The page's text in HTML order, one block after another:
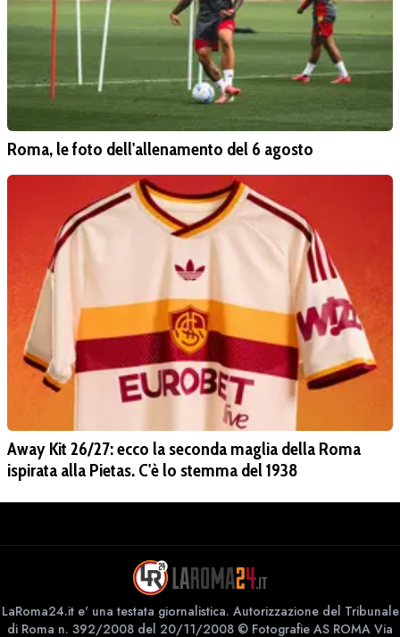
Roma, le foto dell'allenamento del 6 agosto
Away Kit 26/27: ecco la seconda maglia della Roma
ispirata alla Pietas. C'è lo stemma del 1938
LaRoma24.it e' una testata giornalistica. Autorizzazione del Tribunale
di Roma n. 392/2008 del 20/11/2008 © Fotografie AS ROMA Via